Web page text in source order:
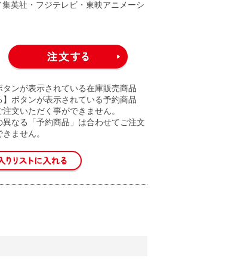
英社・フジテレビ・東映アニメーシ
タンが表示されている在庫販売商品
】ボタンが表示されている予約商品
文いただく事ができません。
異なる「予約商品」は合わせてご注文
ません。